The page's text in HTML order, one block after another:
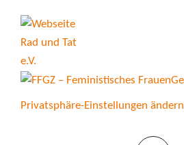
Privatsphäre-Einstellungen ändern